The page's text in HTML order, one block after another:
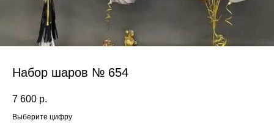
Набор шаров № 654
7 600 р.
Выберите цифру